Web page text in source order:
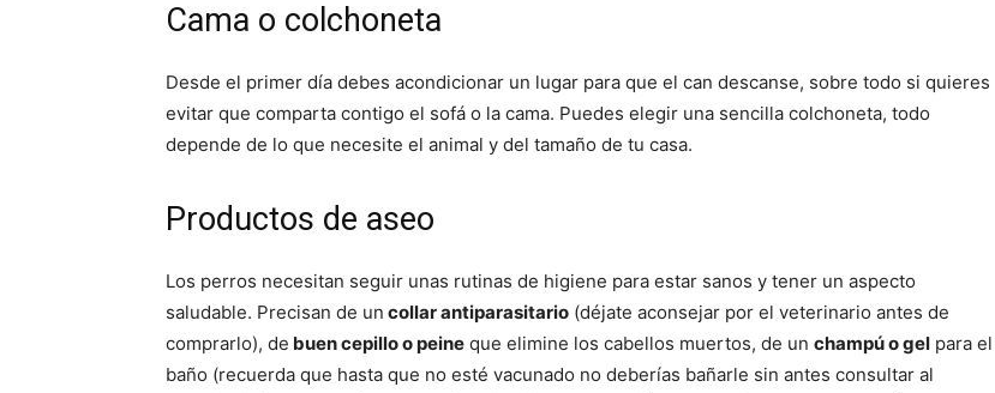
Cama o colchoneta
Desde el primer día debes acondicionar un lugar para que el can descanse, sobre todo si quieres
evitar que comparta contigo el sofá o la cama. Puedes elegir una sencilla colchoneta, todo
depende de lo que necesite el animal y del tamaño de tu casa.
Productos de aseo
Los perros necesitan seguir unas rutinas de higiene para estar sanos y tener un aspecto
saludable. Precisan de un collar antiparasitario (déjate aconsejar por el veterinario antes de
comprarlo), de buen cepillo o peine que elimine los cabellos muertos, de un champú o gel para el
baño (recuerda que hasta que no esté vacunado no deberías bañarle sin antes consultar al